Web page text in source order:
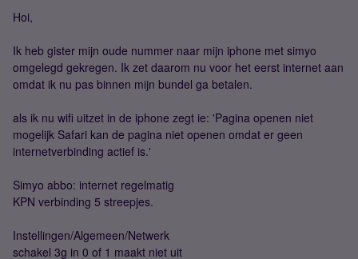
Hoi,
Ik heb gister mijn oude nummer naar mijn iphone met simyo
omgelegd gekregen. Ik zet daarom nu voor het eerst internet aan
omdat ik nu pas binnen mijn bundel ga betalen.
als ik nu wifi uitzet in de iphone zegt ie: 'Pagina openen niet
mogelijk Safari kan de pagina niet openen omdat er geen
internetverbinding actief is.'
Simyo abbo: internet regelmatig
KPN verbinding 5 streepjes.
Instellingen/Algemeen/Netwerk
schakel 3g in 0 of 1 maakt niet uit